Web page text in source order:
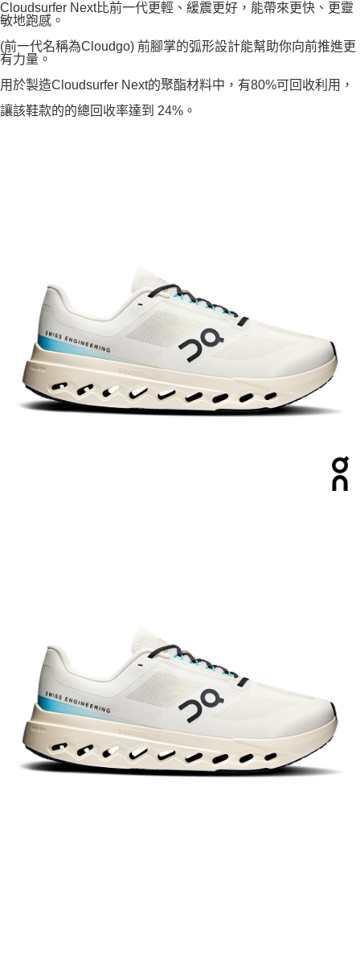
Cloudsurfer Next比前一代更輕、緩震更好，能帶來更快、更靈
敏地跑感。
(前一代名稱為Cloudgo) 前腳掌的弧形設計能幫助你向前推進更
有力量。
用於製造Cloudsurfer Next的聚酯材料中，有80%可回收利用，
讓該鞋款的的總回收率達到 24%。